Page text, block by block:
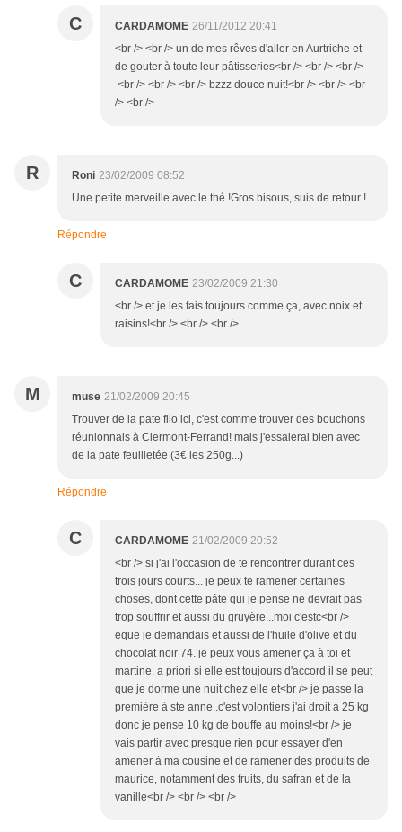
C CARDAMOME 26/11/2012 20:41
<br /> <br /> un de mes rêves d'aller en Aurtriche et
de gouter à toute leur pâtisseries<br /> <br /> <br />
<br /> <br /> <br /> bzzz douce nuit!<br /> <br /> <br
/> <br />
R Roni 23/02/2009 08:52
Une petite merveille avec le thé !Gros bisous, suis de retour !
Répondre
C CARDAMOME 23/02/2009 21:30
<br /> et je les fais toujours comme ça, avec noix et
raisins!<br /> <br /> <br />
M muse 21/02/2009 20:45
Trouver de la pate filo ici, c'est comme trouver des bouchons
réunionnais à Clermont-Ferrand! mais j'essaierai bien avec
de la pate feuilletée (3€ les 250g...)
Répondre
C CARDAMOME 21/02/2009 20:52
<br /> si j'ai l'occasion de te rencontrer durant ces
trois jours courts... je peux te ramener certaines
choses, dont cette pâte qui je pense ne devrait pas
trop souffrir et aussi du gruyère...moi c'estc<br />
eque je demandais et aussi de l'huile d'olive et du
chocolat noir 74. je peux vous amener ça à toi et
martine. a priori si elle est toujours d'accord il se peut
que je dorme une nuit chez elle et<br /> je passe la
première à ste anne..c'est volontiers j'ai droit à 25 kg
donc je pense 10 kg de bouffe au moins!<br /> je
vais partir avec presque rien pour essayer d'en
amener à ma cousine et de ramener des produits de
maurice, notamment des fruits, du safran et de la
vanille<br /> <br /> <br />